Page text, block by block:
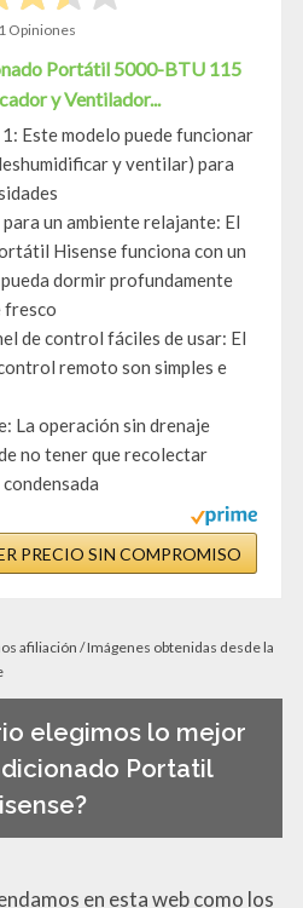
Opiniones
Portátil 5000-BTU 115
y Ventilador...
Este modelo puede funcionar
y ventilar) para
un ambiente relajante: El
Hisense funciona con un
dormir profundamente
fresco
de control fáciles de usar: El
remoto son simples e
La operación sin drenaje
no tener que recolectar
PRECIO SIN COMPROMISO
afiliación / Imágenes obtenidas desde la
elegimos lo mejor
Portatil
en esta web como los